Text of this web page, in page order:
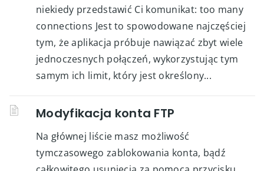
niekiedy przedstawić Ci komunikat: too many
connections Jest to spowodowane najczęściej
tym, że aplikacja próbuje nawiązać zbyt wiele
jednoczesnych połączeń, wykorzystując tym
samym ich limit, który jest określony...
Modyfikacja konta FTP
Na głównej liście masz możliwość
tymczasowego zablokowania konta, bądź